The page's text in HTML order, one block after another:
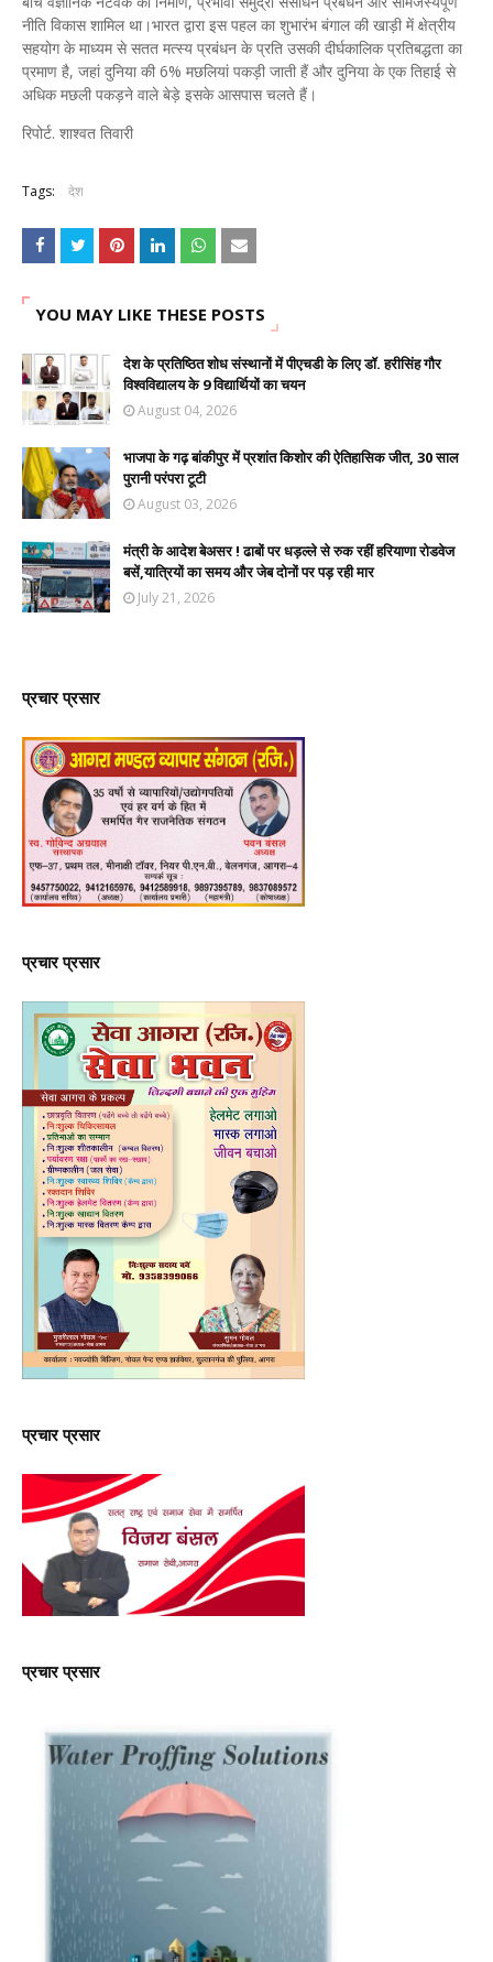
नीति विकास शामिल था।भारत द्वारा इस पहल का शुभारंभ बंगाल की खाड़ी में क्षेत्रीय
सहयोग के माध्यम से सतत मत्स्य प्रबंधन के प्रति उसकी दीर्घकालिक प्रतिबद्धता का
प्रमाण है, जहां दुनिया की 6% मछलियां पकड़ी जाती हैं और दुनिया के एक तिहाई से
अधिक मछली पकड़ने वाले बेड़े इसके आसपास चलते हैं।
रिपोर्ट. शाश्वत तिवारी
Tags: देश
YOU MAY LIKE THESE POSTS
देश के प्रतिष्ठित शोध संस्थानों में पीएचडी के लिए डॉ. हरीसिंह गौर
विश्वविद्यालय के 9 विद्यार्थियों का चयन
August 04, 2026
भाजपा के गढ़ बांकीपुर में प्रशांत किशोर की ऐतिहासिक जीत, 30 साल
पुरानी परंपरा टूटी
August 03, 2026
मंत्री के आदेश बेअसर ! ढाबों पर धड़ल्ले से रुक रहीं हरियाणा रोडवेज
बसें,यात्रियों का समय और जेब दोनों पर पड़ रही मार
July 21, 2026
प्रचार प्रसार
प्रचार प्रसार
प्रचार प्रसार
प्रचार प्रसार